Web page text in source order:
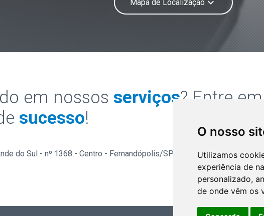
O nosso
Utilizamos
experiência de
personalizado,
de onde vêm os
Mapa de Localização keyboard_arrow_down
em nossos serviços? Entre em
sucesso!
do Sul - nº 1368 - Centro - Fernandópolis/SP - CEP